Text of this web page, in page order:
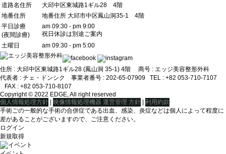
道路名住所
大邱中区東城路1ギル28 4階
地番住所
地番住所 大邱市中区鳳山洞35-1 4階
平日診療
(夜間診療)
am 09:30 - pm 9:00
祝日休診は別途ご案内
土曜日
am 09:30 - pm 5:00
住所 : 大邱中区東城路1ギル28 (鳳山洞 35-1) 4階 商号 : エッジ美容整形外科
代表者 : チェ・ドンシクㅤ ㅤ 事業者番号 : 202-65-07909ㅤ TEL : +82 053-710-7107
ㅤ FAX : +82 053-710-8107
Copyright © 2022 EDGE, All right reserved
個人情報処理方針 | 映像情報処理機器 運営管理 方針 | 利用約款
手術ごの一般的な手術の合併症である出血、感染、炎症などは個人によって程度に
差があることがございますので、ご注意ください。
ログイン
新規取得